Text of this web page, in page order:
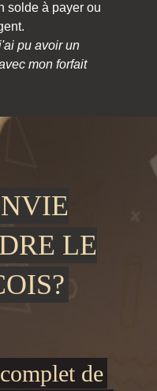
solde à payer ou
pu avoir un
mon forfait
LE
de